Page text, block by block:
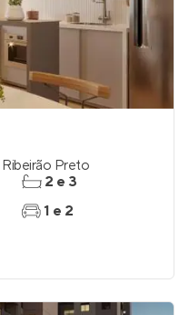
Ribeirão Preto
2 e 3
1 e 2